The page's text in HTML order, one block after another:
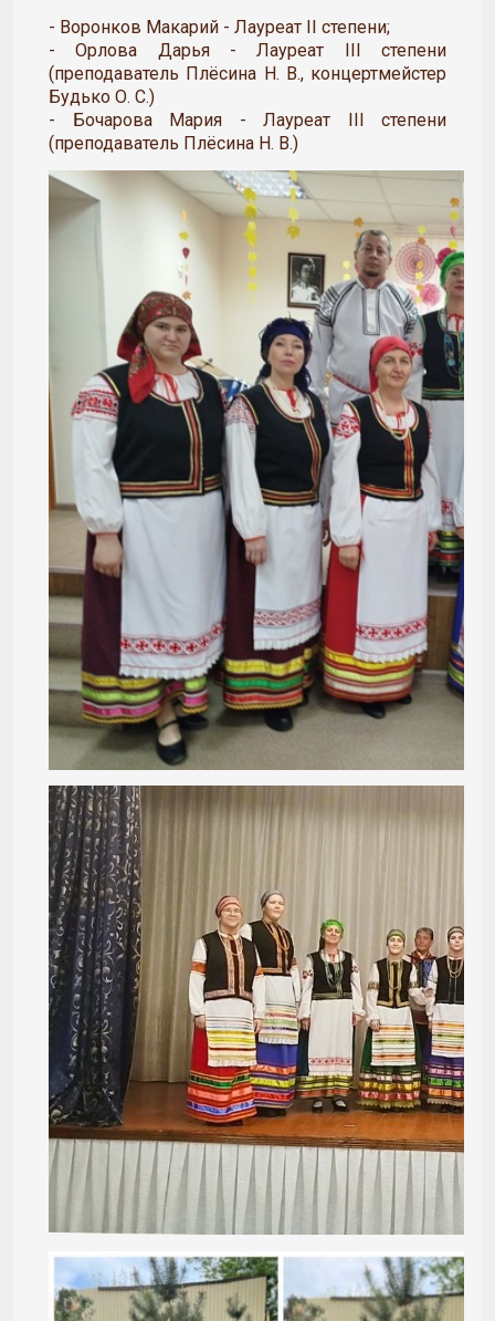
- Воронков Макарий - Лауреат II степени;
- Орлова Дарья - Лауреат III степени
(преподаватель Плёсина Н. В., концертмейстер
Будько О. С.)
- Бочарова Мария - Лауреат III степени
(преподаватель Плёсина Н. В.)